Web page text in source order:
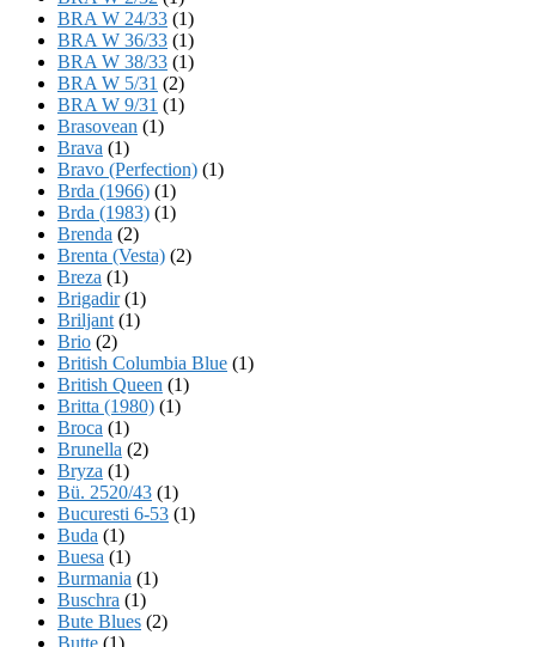
BRA W 24/33 (1)
BRA W 36/33 (1)
BRA W 38/33 (1)
BRA W 5/31 (2)
BRA W 9/31 (1)
Brasovean (1)
Brava (1)
Bravo (Perfection) (1)
Brda (1966) (1)
Brda (1983) (1)
Brenda (2)
Brenta (Vesta) (2)
Breza (1)
Brigadir(1)
Briljant (1)
Brio (2)
British Columbia Blue (1)
British Queen (1)
Britta (1980) (1)
Broca (1)
Brunella (2)
Bryza (1)
Bü. 2520/43 (1)
Bucuresti 6-53 (1)
Buda (1)
Buesa (1)
Burmania (1)
Buschra (1)
Bute Blues (2)
Butte (1)